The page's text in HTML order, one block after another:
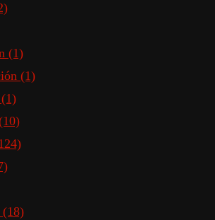
(1)
(1)
(1)
(18)